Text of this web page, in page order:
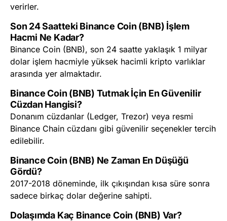
verirler.
Son 24 Saatteki Binance Coin (BNB) İşlem
Hacmi Ne Kadar?
Binance Coin (BNB), son 24 saatte yaklaşık 1 milyar
dolar işlem hacmiyle yüksek hacimli kripto varlıklar
arasında yer almaktadır.
Binance Coin (BNB) Tutmak İçin En Güvenilir
Cüzdan Hangisi?
Donanım cüzdanlar (Ledger, Trezor) veya resmi
Binance Chain cüzdanı gibi güvenilir seçenekler tercih
edilebilir.
Binance Coin (BNB) Ne Zaman En Düşüğü
Gördü?
2017-2018 döneminde, ilk çıkışından kısa süre sonra
sadece birkaç dolar değerine sahipti.
Dolaşımda Kaç Binance Coin (BNB) Var?